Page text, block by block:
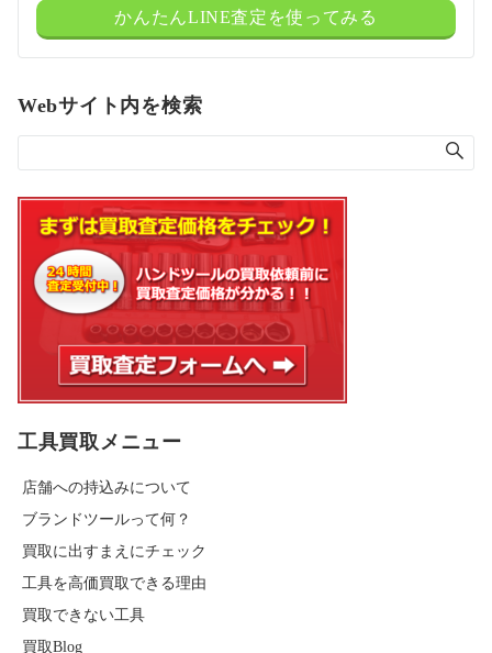
かんたんLINE査定を使ってみる
Webサイト内を検索
工具買取メニュー
店舗への持込みについて
ブランドツールって何？
買取に出すまえにチェック
工具を高価買取できる理由
買取できない工具
買取Blog